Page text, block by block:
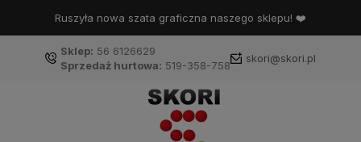
Ruszyła nowa szata graficzna naszego sklepu! ❤️
Sklep: 56 6126629
Sprzedaż hurtowa: 519-358-758
skori@skori.pl